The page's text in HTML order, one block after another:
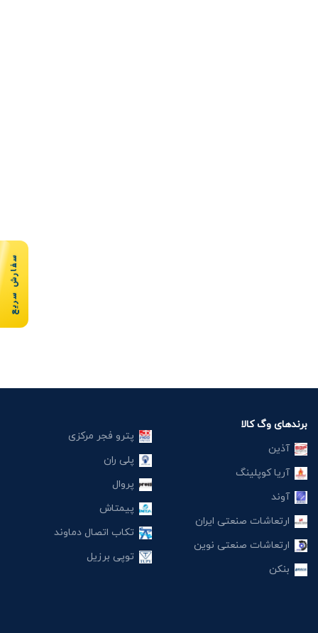
برندهای وگ کالا
آذین
آریا کوپلینگ
آوند
ارتعاشات صنعتی ایران
ارتعاشات صنعتی نوین
بنکن
پترو فجر مرکزی
پلی ران
پروال
پیمتاش
تکاب اتصال دماوند
توپی برزیل
سفارش سریع